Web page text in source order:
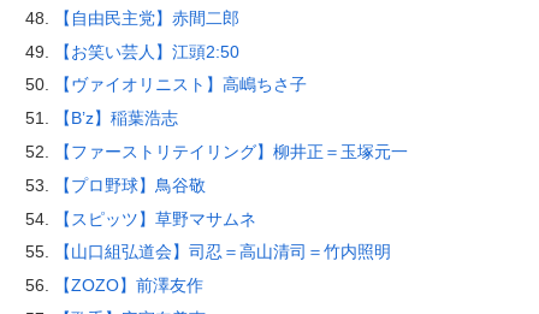
【自由民主党】赤間二郎
【お笑い芸人】江頭2:50
【ヴァイオリニスト】高嶋ちさ子
【B’z】稲葉浩志
【ファーストリテイリング】柳井正＝玉塚元一
【プロ野球】鳥谷敬
【スピッツ】草野マサムネ
【山口組弘道会】司忍＝高山清司＝竹内照明
【ZOZO】前澤友作